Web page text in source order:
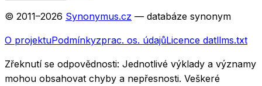
© 2011–2026 Synonymus.cz — databáze synonym
O projektuPodmínkyzprac. os. údajůLicence datllms.txt
Zřeknutí se odpovědnosti: Jednotlivé výklady a významy
mohou obsahovat chyby a nepřesnosti. Veškeré